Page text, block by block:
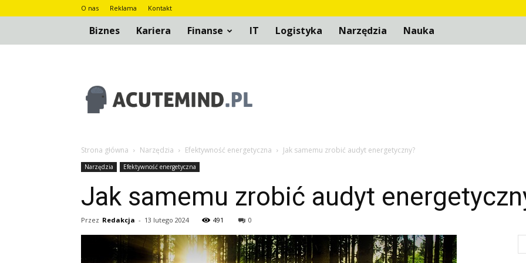
O nas Reklama Kontakt
Biznes Kariera Finanse IT Logistyka Narzędzia Nauka
Strona główna Narzędzia Efektywność energetyczna Jak samemu zrobić audyt energetyczny?
Narzędzia Efektywność energetyczna
Jak samemu zrobić audyt
Przez Redakcja - 13 lutego 2024 491 0